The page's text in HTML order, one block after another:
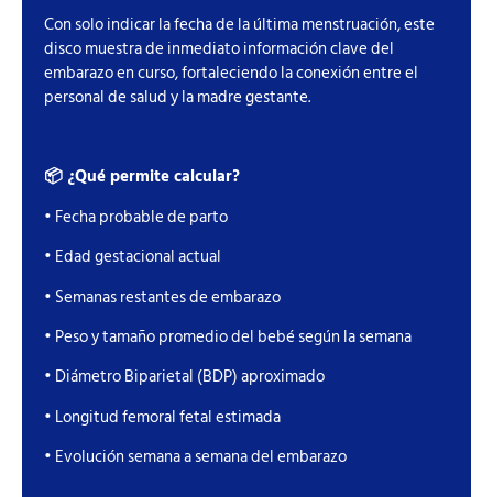
Con solo indicar la fecha de la última menstruación, este
disco muestra de inmediato información clave del
embarazo en curso, fortaleciendo la conexión entre el
personal de salud y la madre gestante.
📦 ¿Qué permite calcular?
• Fecha probable de parto
• Edad gestacional actual
• Semanas restantes de embarazo
• Peso y tamaño promedio del bebé según la semana
• Diámetro Biparietal (BDP) aproximado
• Longitud femoral fetal estimada
• Evolución semana a semana del embarazo